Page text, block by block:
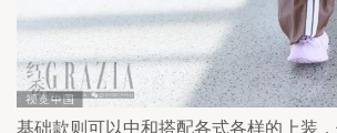
基础款则可以中和搭配各式各样的上装